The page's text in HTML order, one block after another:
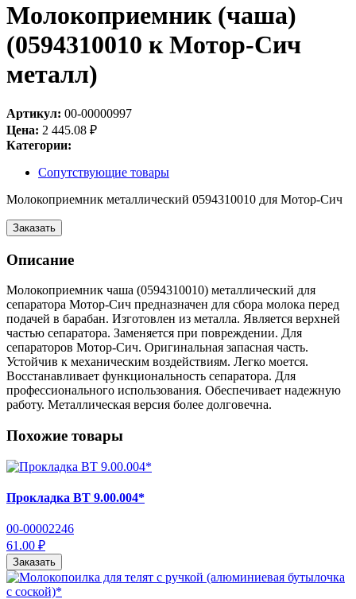
Молокоприемник (чаша)
(0594310010 к Мотор-Сич
металл)
Артикул: 00-00000997
Цена: 2 445.08 ₽
Категории:
Сопутствующие товары
Молокоприемник металлический 0594310010 для Мотор-Сич
Заказать
Описание
Молокоприемник чаша (0594310010) металлический для
сепаратора Мотор-Сич предназначен для сбора молока перед
подачей в барабан. Изготовлен из металла. Является верхней
частью сепаратора. Заменяется при повреждении. Для
сепараторов Мотор-Сич. Оригинальная запасная часть.
Устойчив к механическим воздействиям. Легко моется.
Восстанавливает функциональность сепаратора. Для
профессионального использования. Обеспечивает надежную
работу. Металлическая версия более долговечна.
Похожие товары
Прокладка ВТ 9.00.004*
00-00002246
61.00 ₽
Заказать